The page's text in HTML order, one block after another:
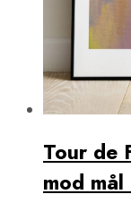
Tour de
mod